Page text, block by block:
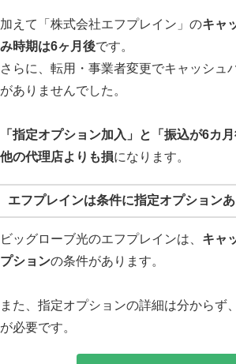
加えて「株式会社エフプレイン」のキャ
み時期は6ヶ月後です。
さらに、転用・事業者変更でキャッシュ
がありませんでした。
「指定オプション加入」と「振込が6カ
他の代理店よりも損になります。
エフプレインは条件に指定オプションあ
ビッグローブ光のエフプレインは、 キャ
プションの条件があります。
また、指定オプションの詳細は分からず
が必要です。